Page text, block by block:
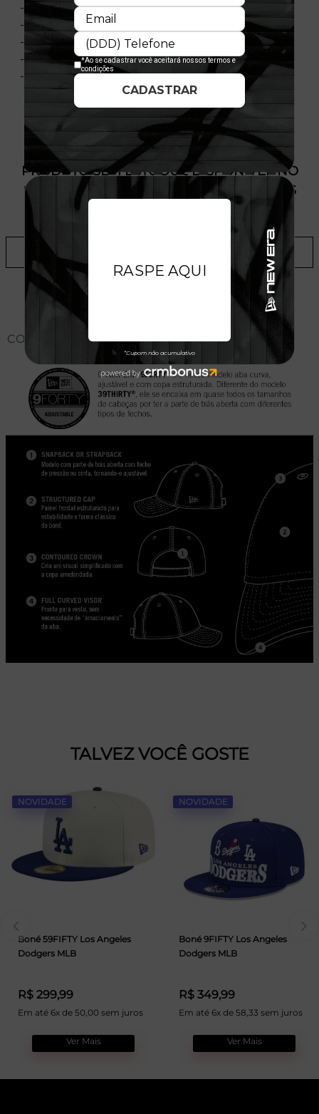
- Flag Bordada No Painel Esquerdo
- Tecido Sarja
- Composição 100% Poliéster
- Importado
- Licença Oficial
PRODUTO SEM ESTOQUE DÍSPONÍVEL NO
SITE, CONSULTE A DISPONIBILIDADE NAS
CONHEÇA O MODELO DO BONÉ
TALVEZ VOCÊ GOSTE
NOVIDADE
Boné 59FIFTY Los Angeles
Dodgers MLB
R$ 299,99
Em até 6x de 50,00 sem juros
Ver Mais
NOVIDADE
Boné 9FIFTY Los Angeles
Dodgers MLB
R$ 349,99
Em até 6x de 58,33 sem juros
Ver Mais